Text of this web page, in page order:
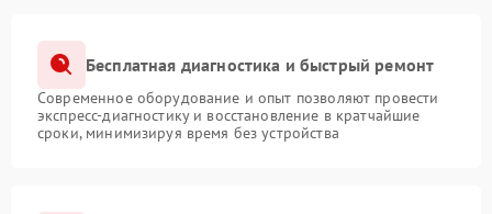
Бесплатная диагностика и быстрый ремонт
Современное оборудование и опыт позволяют провести
экспресс-диагностику и восстановление в кратчайшие
сроки, минимизируя время без устройства